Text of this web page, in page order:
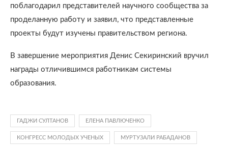
поблагодарил представителей научного сообщества за
проделанную работу и заявил, что представленные
проекты будут изучены правительством региона.
В завершение мероприятия Денис Секиринский вручил
награды отличившимся работникам системы
образования.
ГАДЖИ СУЛТАНОВ ЕЛЕНА ПАВЛЮЧЕНКО
КОНГРЕСС МОЛОДЫХ УЧЕНЫХ МУРТУЗАЛИ РАБАДАНОВ